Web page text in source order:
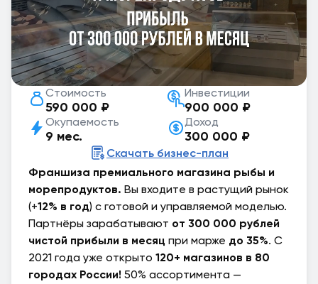
Стоимость
590 000 ₽
Инвестиции
900 000 ₽
Окупаемость
9 мес.
Доход
300 000 ₽
Франшиза премиального магазина рыбы и
морепродуктов. Вы входите в растущий рынок
(+12% в год) с готовой и управляемой моделью.
Партнёры зарабатывают от 300 000 рублей
чистой прибыли в месяц при марже до 35%. С
2021 года уже открыто 120+ магазинов в 80
городах России! 50% ассортимента —
Скачать бизнес-план